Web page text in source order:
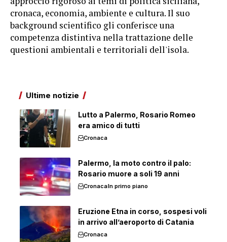
cronaca, economia, ambiente e cultura. Il suo
background scientifico gli conferisce una
competenza distintiva nella trattazione delle
questioni ambientali e territoriali dell'isola.
Ultime notizie
Lutto a Palermo, Rosario Romeo
era amico di tutti
Cronaca
Palermo, la moto contro il palo:
Rosario muore a soli 19 anni
CronacaIn primo piano
Eruzione Etna in corso, sospesi voli
in arrivo all’aeroporto di Catania
Cronaca